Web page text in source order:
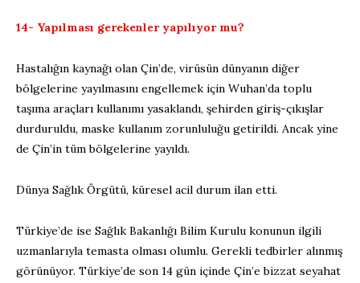
14- Yapılması gerekenler yapılıyor mu?
Hastalığın kaynağı olan Çin’de, virüsün dünyanın diğer
bölgelerine yayılmasını engellemek için Wuhan’da toplu
taşıma araçları kullanımı yasaklandı, şehirden giriş-çıkışlar
durduruldu, maske kullanım zorunluluğu getirildi. Ancak yine
de Çin’in tüm bölgelerine yayıldı.
Dünya Sağlık Örgütü, küresel acil durum ilan etti.
Türkiye’de ise Sağlık Bakanlığı Bilim Kurulu konunun ilgili
uzmanlarıyla temasta olması olumlu. Gerekli tedbirler alınmış
görünüyor. Türkiye’de son 14 gün içinde Çin’e bizzat seyahat